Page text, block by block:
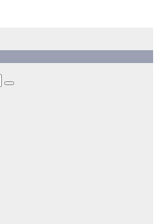
源汽车，HMI，人车交互，智能车